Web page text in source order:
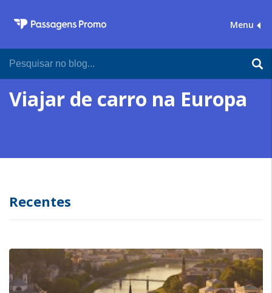
Menu
Viajar de carro na Europa
Recentes